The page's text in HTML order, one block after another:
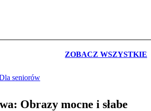
ZOBACZ WSZYSTKIE
seniorów
Obrazy mocne i słabe